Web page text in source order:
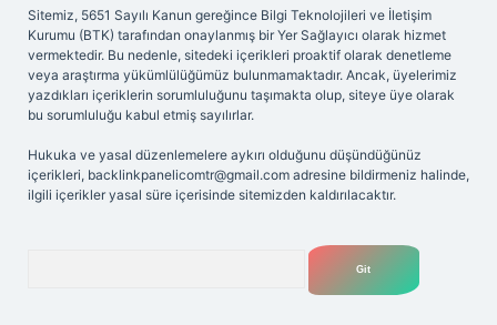
Sitemiz, 5651 Sayılı Kanun gereğince Bilgi Teknolojileri ve İletişim
Kurumu (BTK) tarafından onaylanmış bir Yer Sağlayıcı olarak hizmet
vermektedir. Bu nedenle, sitedeki içerikleri proaktif olarak denetleme
veya araştırma yükümlülüğümüz bulunmamaktadır. Ancak, üyelerimiz
yazdıkları içeriklerin sorumluluğunu taşımakta olup, siteye üye olarak
bu sorumluluğu kabul etmiş sayılırlar.
Hukuka ve yasal düzenlemelere aykırı olduğunu düşündüğünüz
içerikleri, backlinkpanelicomtr@gmail.com adresine bildirmeniz halinde,
ilgili içerikler yasal süre içerisinde sitemizden kaldırılacaktır.